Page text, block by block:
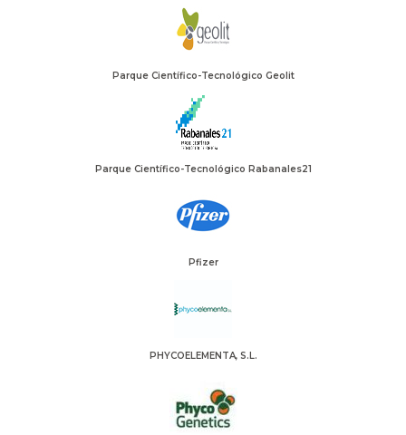
Parque Científico-Tecnológico Geolit
Parque Científico-Tecnológico Rabanales21
Pfizer
PHYCOELEMENTA, S.L.